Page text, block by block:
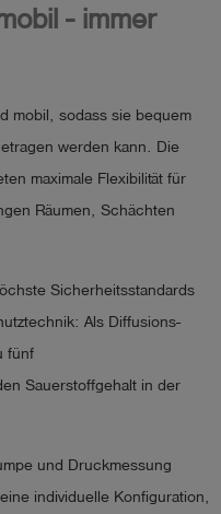
- immer
mobil, sodass sie bequem
werden kann. Die
maximale Flexibilität für
Räumen, Schächten
Sicherheitsstandards
Als Diffusions-
fünf
Sauerstoffgehalt in der
und Druckmessung
individuelle Konfiguration,